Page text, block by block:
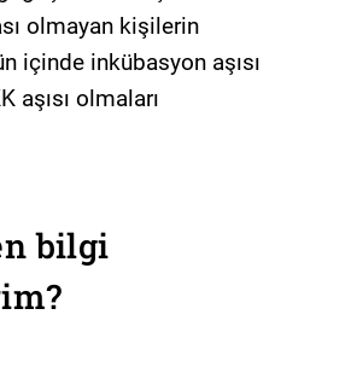
olmayan kişilerin
içinde inkübasyon aşısı
aşısı olmaları
bilgi